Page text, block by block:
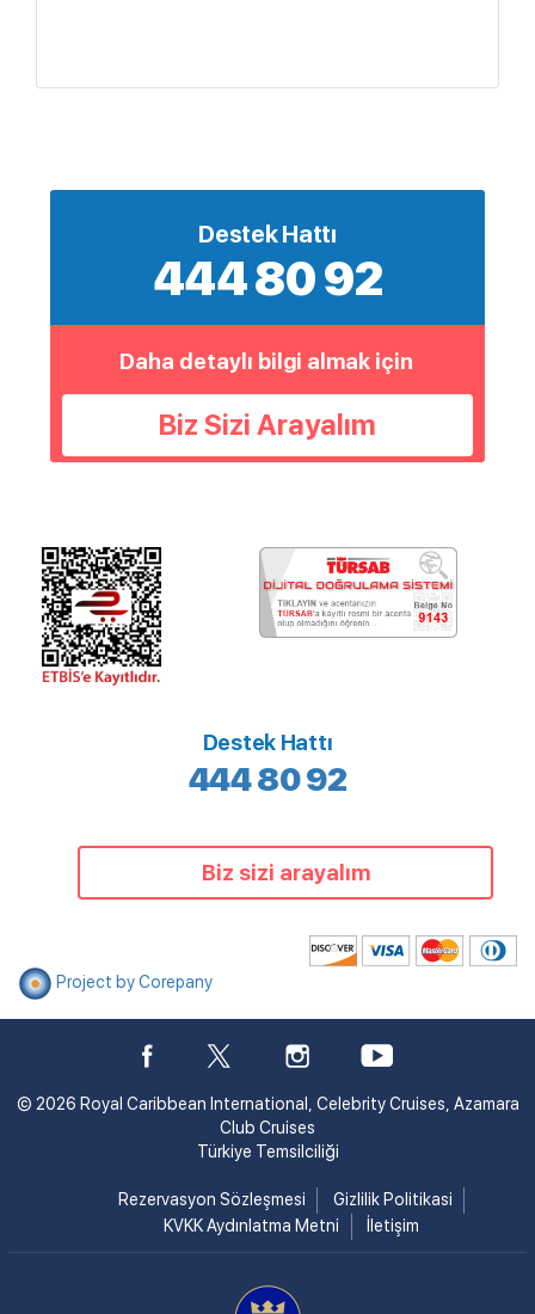
Destek Hattı
444 80 92
Daha detaylı bilgi almak için
Biz Sizi Arayalım
Destek Hattı
444 80 92
Biz sizi arayalım
Project by Corepany
© 2026 Royal Caribbean International, Celebrity Cruises, Azamara
Club Cruises
Türkiye Temsilciliği
Rezervasyon Sözleşmesi
Gizlilik Politikasi
KVKK Aydınlatma Metni
İletişim